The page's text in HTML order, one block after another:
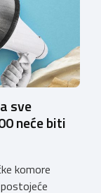
sve
neće biti
komore